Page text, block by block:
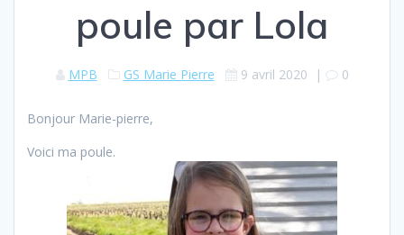
poule par Lola
MPB GS Marie Pierre 9 avril 2020 | 0
Bonjour Marie-pierre,
Voici ma poule.